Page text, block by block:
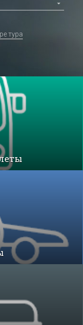
тура